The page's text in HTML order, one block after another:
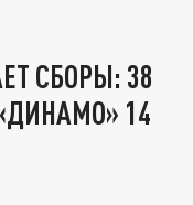
СБОРЫ: 38
14